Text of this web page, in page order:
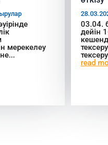
мерекелеу
03.04.
дейін
read